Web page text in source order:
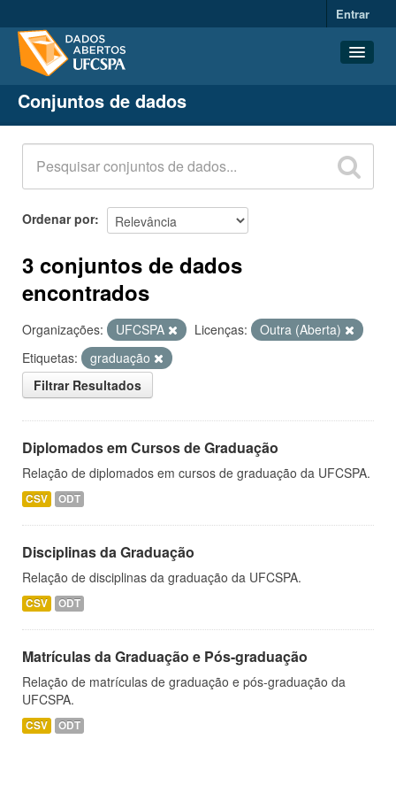
Entrar
Conjuntos de dados
Organizações
Grupos
Sobre
Conjuntos de dados
Ordenar por
3 conjuntos de dados
encontrados
Organizações: UFCSPA Licenças:
Outra (Aberta)
Etiquetas:
graduação
Filtrar Resultados
Diplomados em Cursos de Graduação
Relação de diplomados em cursos de graduação da UFCSPA.
CSV ODT
Disciplinas da Graduação
Relação de disciplinas da graduação da UFCSPA.
CSV ODT
Matrículas da Graduação e Pós-graduação
Relação de matrículas de graduação e pós-graduação da
UFCSPA.
CSV ODT